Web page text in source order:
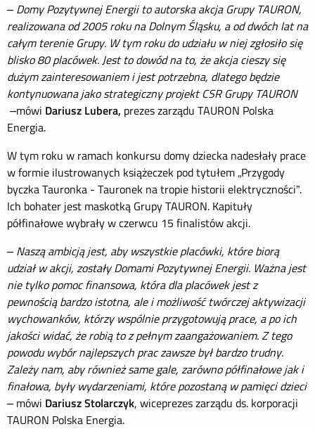
– Domy Pozytywnej Energii to autorska akcja Grupy TAURON,
realizowana od 2005 roku na Dolnym Śląsku, a od dwóch lat na
całym terenie Grupy. W tym roku do udziału w niej zgłosiło się
blisko 80 placówek. Jest to dowód na to, że akcja cieszy się
dużym zainteresowaniem i jest potrzebna, dlatego będzie
kontynuowana jako strategiczny projekt CSR Grupy TAURON
–mówi Dariusz Lubera, prezes zarządu TAURON Polska
Energia.
W tym roku w ramach konkursu domy dziecka nadesłały prace
w formie ilustrowanych książeczek pod tytułem „Przygody
byczka Tauronka - Tauronek na tropie historii elektryczności”.
Ich bohater jest maskotką Grupy TAURON. Kapituły
półfinałowe wybrały w czerwcu 15 finalistów akcji.
– Naszą ambicją jest, aby wszystkie placówki, które biorą
udział w akcji, zostały Domami Pozytywnej Energii. Ważna jest
nie tylko pomoc finansowa, która dla placówek jest z
pewnością bardzo istotna, ale i możliwość twórczej aktywizacji
wychowanków, którzy wspólnie przygotowują prace, a po ich
jakości widać, że robią to z pełnym zaangażowaniem. Z tego
powodu wybór najlepszych prac zawsze był bardzo trudny.
Zależy nam, aby również same gale, zarówno półfinałowe jak i
finałowa, były wydarzeniami, które pozostaną w pamięci dzieci
–mówi Dariusz Stolarczyk, wiceprezes zarządu ds. korporacji
TAURON Polska Energia.